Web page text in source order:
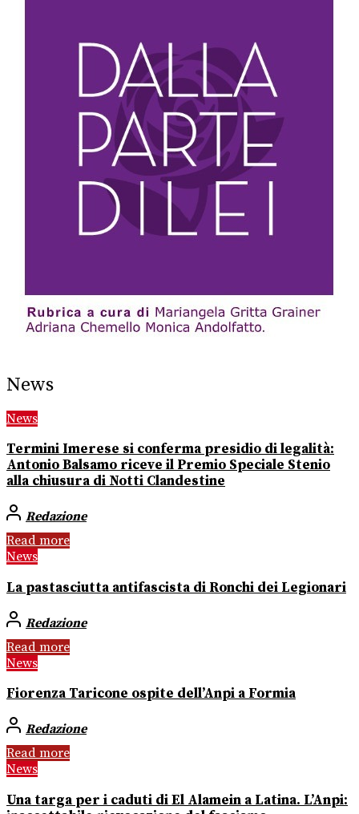
News
News
Termini Imerese si conferma presidio di legalità:
Antonio Balsamo riceve il Premio Speciale Stenio
alla chiusura di Notti Clandestine
Redazione
Read more
News
La pastasciutta antifascista di Ronchi dei Legionari
Redazione
Read more
News
Fiorenza Taricone ospite dell’Anpi a Formia
Redazione
Read more
News
Una targa per i caduti di El Alamein a Latina. L’Anpi: